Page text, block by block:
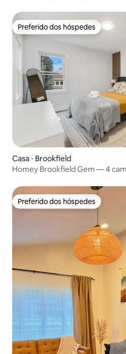
Preferido dos hóspedes
Preferido dos hóspedes
Casa ⋅ Brookfield
Homey Brookfield Gem — 4
Preferido dos hóspedes
Preferido dos hóspedes